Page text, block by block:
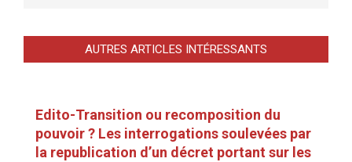
AUTRES ARTICLES INTÉRESSANTS
Edito-Transition ou recomposition du
pouvoir ? Les interrogations soulevées par
la republication d’un décret portant sur les